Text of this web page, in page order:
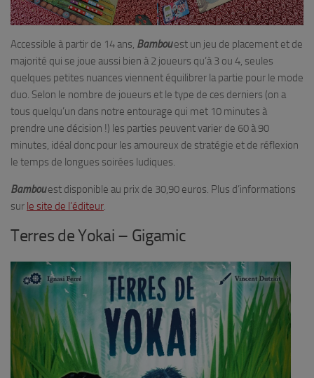
Accessible à partir de 14 ans, Bambouest un jeu de placement et de
majorité qui se joue aussi bien à 2 joueurs qu’à 3 ou 4, seules
quelques petites nuances viennent équilibrer la partie pour le mode
duo. Selon le nombre de joueurs et le type de ces derniers (on a
tous quelqu’un dans notre entourage qui met 10 minutes à
prendre une décision !) les parties peuvent varier de 60 à 90
minutes, idéal donc pour les amoureux de stratégie et de réflexion
le temps de longues soirées ludiques.
Bambouest disponible au prix de 30,90 euros. Plus d’informations
sur le site de l’éditeur
Terres de Yokai – Gigamic